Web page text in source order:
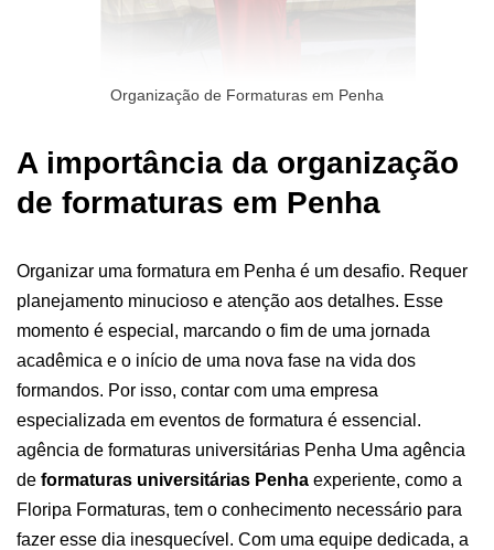
Organização de Formaturas em Penha
A importância da organização
de formaturas em Penha
Organizar uma formatura em Penha é um desafio. Requer
planejamento minucioso e atenção aos detalhes. Esse
momento é especial, marcando o fim de uma jornada
acadêmica e o início de uma nova fase na vida dos
formandos. Por isso, contar com uma empresa
especializada em eventos de formatura é essencial.
agência de formaturas universitárias Penha Uma agência
de formaturas universitárias Penha experiente, como a
Floripa Formaturas, tem o conhecimento necessário para
fazer esse dia inesquecível. Com uma equipe dedicada, a